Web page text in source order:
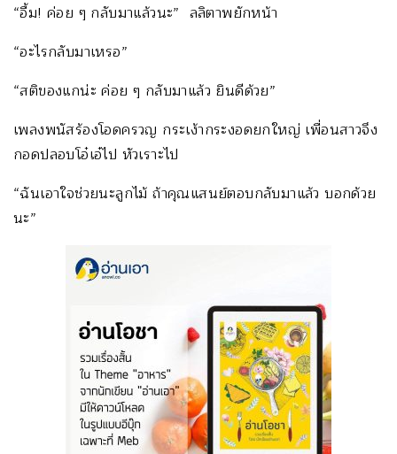
“อื้ม! ค่อย ๆ กลับมาแล้วนะ” ลลิตาพยักหน้า
“อะไรกลับมาเหรอ”
“สติของแกน่ะ ค่อย ๆ กลับมาแล้ว ยินดีด้วย”
เพลงพนัสร้องโอดครวญ กระเง้ากระงอดยกใหญ่ เพื่อนสาวจึง
กอดปลอบโอ๋เอ๋ไป หัวเราะไป
“ฉันเอาใจช่วยนะลูกไม้ ถ้าคุณแสนย์ตอบกลับมาแล้ว บอกด้วย
นะ”